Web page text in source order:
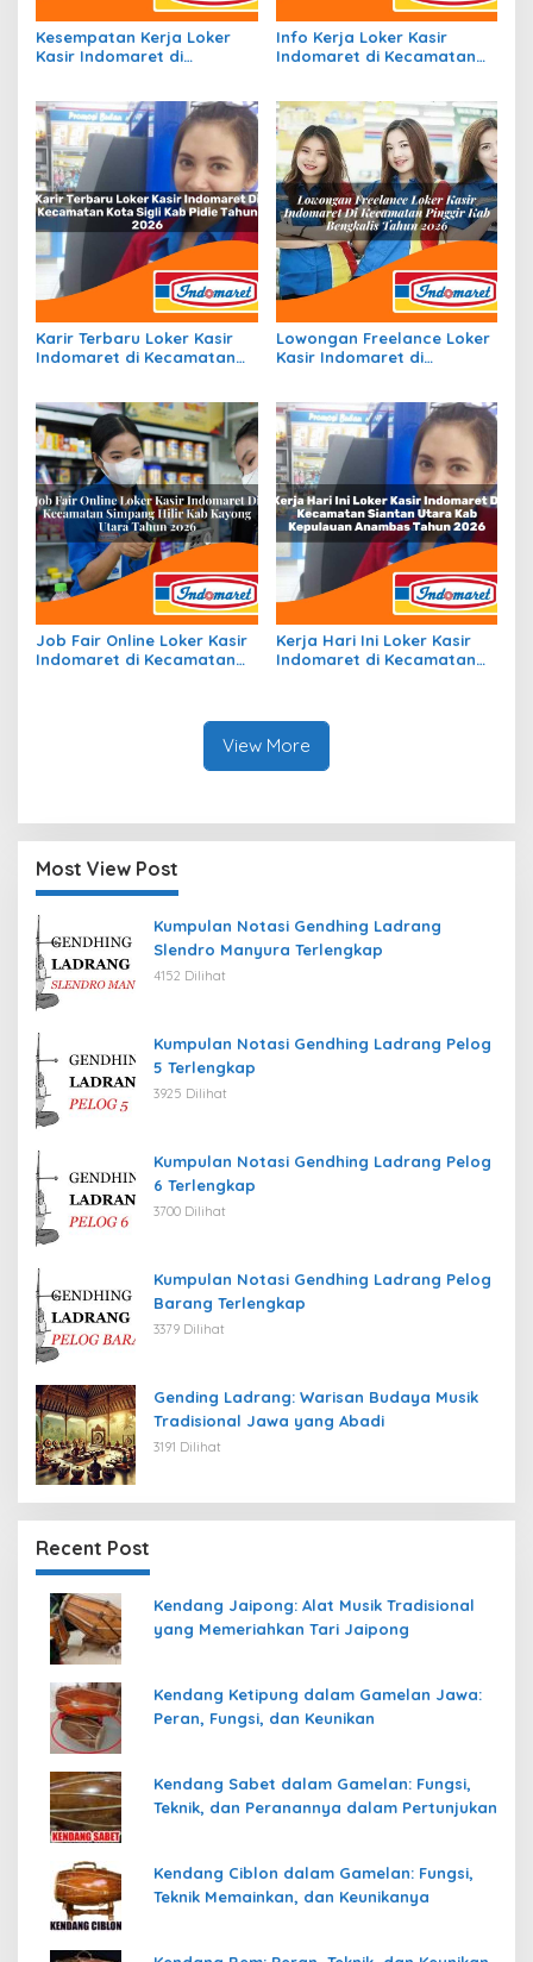
Kesempatan Kerja Loker
Kasir Indomaret di
Info Kerja Loker Kasir
Indomaret di Kecamatan
Karir Terbaru Loker Kasir
Indomaret di Kecamatan
Lowongan Freelance Loker
Kasir Indomaret di
Job Fair Online Loker Kasir
Indomaret di Kecamatan
Kerja Hari Ini Loker Kasir
Indomaret di Kecamatan
View More
Most View Post
Kumpulan Notasi Gendhing Ladrang
Slendro Manyura Terlengkap
4152 Dilihat
Kumpulan Notasi Gendhing Ladrang Pelog
5 Terlengkap
3925 Dilihat
Kumpulan Notasi Gendhing Ladrang Pelog
6 Terlengkap
3700 Dilihat
Kumpulan Notasi Gendhing Ladrang Pelog
Barang Terlengkap
3379 Dilihat
Gending Ladrang: Warisan Budaya Musik
Tradisional Jawa yang Abadi
3191 Dilihat
Recent Post
Kendang Jaipong: Alat Musik Tradisional
yang Memeriahkan Tari Jaipong
Kendang Ketipung dalam Gamelan Jawa:
Peran, Fungsi, dan Keunikan
Kendang Sabet dalam Gamelan: Fungsi,
Teknik, dan Peranannya dalam Pertunjukan
Kendang Ciblon dalam Gamelan: Fungsi,
Teknik Memainkan, dan Keunikanya